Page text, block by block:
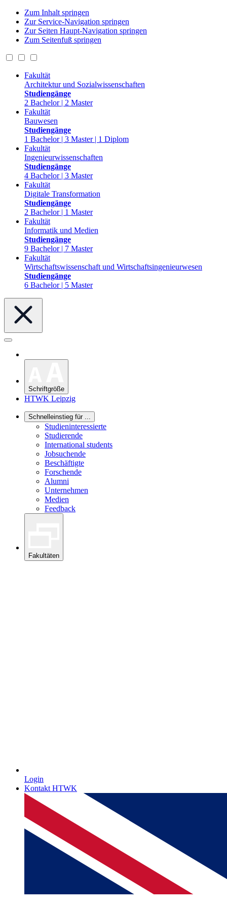
Zum Inhalt springen
Zur Service-Navigation springen
Zur Seiten Haupt-Navigation springen
Zum Seitenfuß springen
Fakultät
Architektur und Sozialwissenschaften
Studiengänge
2 Bachelor | 2 Master
Fakultät
Bauwesen
Studiengänge
1 Bachelor | 3 Master | 1 Diplom
Fakultät
Ingenieurwissenschaften
Studiengänge
4 Bachelor | 3 Master
Fakultät
Digitale Transformation
Studiengänge
2 Bachelor | 1 Master
Fakultät
Informatik und Medien
Studiengänge
9 Bachelor | 7 Master
Fakultät
Wirtschaftswissenschaft und Wirtschaftsingenieurwesen
Studiengänge
6 Bachelor | 5 Master
Schriftgröße
HTWK Leipzig
Schnelleinstieg für ...
Studieninteressierte
Studierende
International students
Jobsuchende
Beschäftigte
Forschende
Alumni
Unternehmen
Medien
Feedback
Fakultäten
Login
Kontakt HTWK